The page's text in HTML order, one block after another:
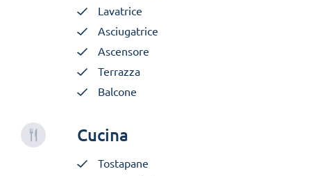
Lavatrice
Asciugatrice
Ascensore
Terrazza
Balcone
Cucina
Tostapane